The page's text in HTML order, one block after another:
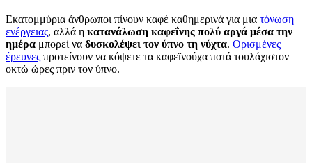
Εκατομμύρια άνθρωποι πίνουν καφέ καθημερινά για μια τόνωση
ενέργειας, αλλά η κατανάλωση καφεΐνης πολύ αργά μέσα την
ημέρα μπορεί να δυσκολέψει τον ύπνο τη νύχτα. Ορισμένες
έρευνες προτείνουν να κόψετε τα καφεϊνούχα ποτά τουλάχιστον
οκτώ ώρες πριν τον ύπνο.